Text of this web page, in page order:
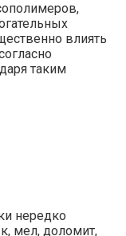
влиять
таким
нередко
мел, доломит,